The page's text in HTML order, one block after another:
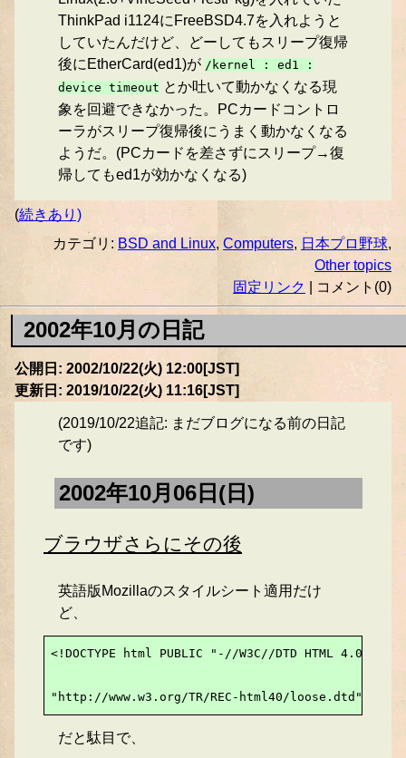
ThinkPad i1124にFreeBSD4.7を入れようと
していたんだけど、どーしてもスリープ復帰
後にEtherCard(ed1)が /kernel : ed1 :
device timeout とか吐いて動かなくなる現
象を回避できなかった。PCカードコントロ
ーラがスリープ復帰後にうまく動かなくなる
ようだ。(PCカードを差さずにスリープ→復
帰してもed1が効かなくなる)
(続きあり)
カテゴリ: BSD and Linux, Computers, 日本プロ野球,
Other topics
固定リンク
| コメント(0)
2002年10月の日記
公開日: 2002/10/22(火) 12:00[JST]
更新日: 2019/10/22(火) 11:16[JST]
(2019/10/22追記: まだブログになる前の日記
です)
2002年10月06日(日)
ブラウザさらにその後
英語版Mozillaのスタイルシート適用だけ
ど、
<!DOCTYPE html PUBLIC "-//W3C//DTD HTML 4.01
"http://www.w3.org/TR/REC-html40/loose.dtd">
だと駄目で、